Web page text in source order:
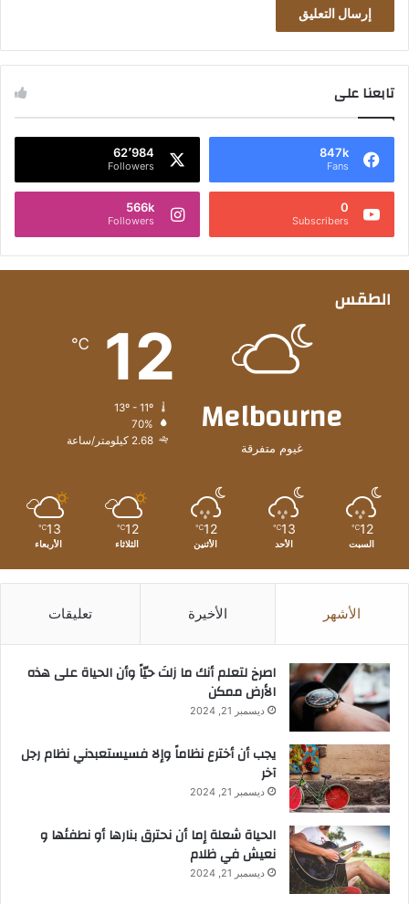
تابعنا على
847k
Fans
62٬984
Followers
0
Subscribers
566k
Followers
الطقس
Melbourne
غيوم متفرقة
12
℃
70%
2.68 كيلومتر/ساعة
12
℃
السبت
13
℃
الأحد
12
℃
الأثنين
12
℃
الثلاثاء
13
℃
الأربعاء
الأشهر الأخيرة تعليقات
‫اصرخ لتعلم أنك ما زلتَ حيّاً وأن الحياة على هذه
الأرض ممكن
ديسمبر 21, 2024
يجب أن أخترع نظاماً وإلا فسيستعبدني نظام رجل
آخر
ديسمبر 21, 2024
الحياة شعلة إما أن نحترق بنارها أو نطفئها و
نعيش في ظلام
ديسمبر 21, 2024